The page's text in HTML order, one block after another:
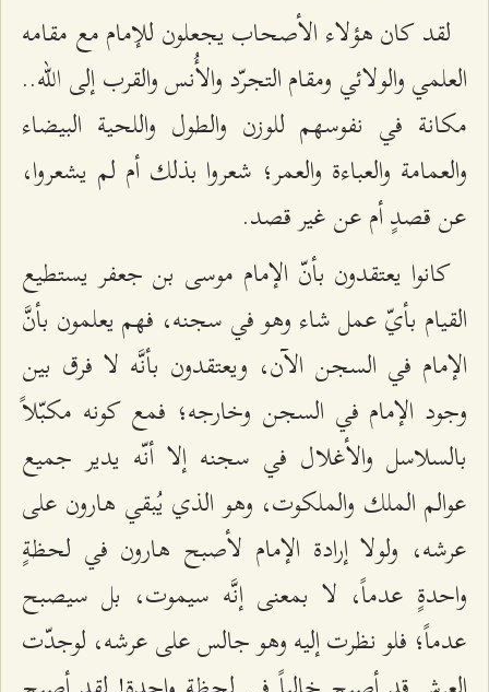
لقد كان هؤلاء الأصحاب يجعلون للإمام مع مقامه
العلمي والولائي ومقام التجرّد والأُنس والقرب إلى الله..
مكانة في نفوسهم للوزن والطول واللحية البيضاء
والعمامة والعباءة والعمر؛ شعروا بذلك أم لم يشعروا،
عن قصدٍ أم عن غير قصد.
كانوا يعتقدون بأنّ الإمام موسى بن جعفر يستطيع
القيام بأيّ عمل شاء وهو في سجنه، فهم يعلمون بأنَّ
الإمام في السجن الآن، ويعتقدون بأنَّه لا فرق بين
وجود الإمام في السجن وخارجه؛ فمع كونه مكبّلاً
بالسلاسل والأغلال في سجنه إلا أنّه يدير جميع
عوالم الملك والملكوت، وهو الذي يُبقي هارون على
عرشه، ولولا إرادة الإمام لأصبح هارون في لحظةٍ
واحدةٍ عدماً، لا بمعنى إنَّه سيموت، بل سيصبح
عدماً؛ فلو نظرت إليه وهو جالس على عرشه، لوجدّت